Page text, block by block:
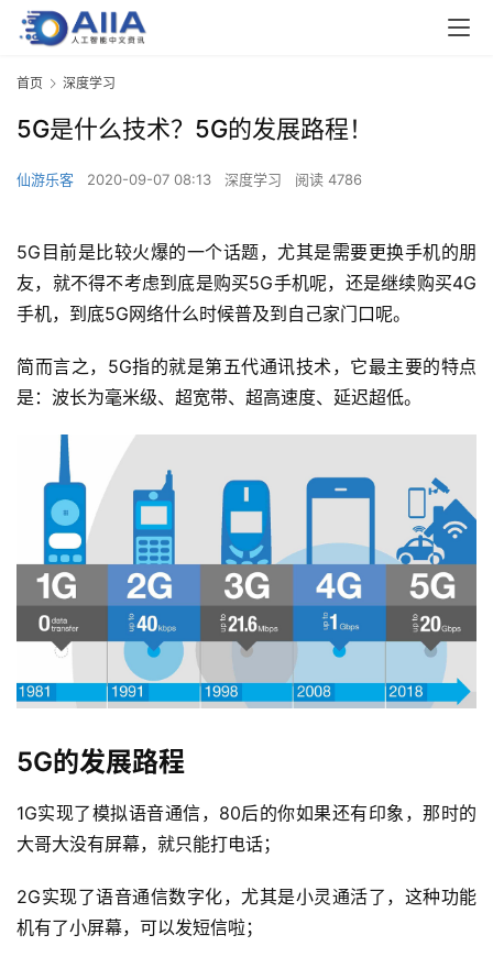
首页 深度学习
5G是什么技术？5G的发展路程！
仙游乐客 2020-09-07 08:13 深度学习 阅读 4786
5G目前是比较火爆的一个话题，尤其是需要更换手机的朋
友，就不得不考虑到底是购买5G手机呢，还是继续购买4G
手机，到底5G网络什么时候普及到自己家门口呢。
简而言之，5G指的就是第五代通讯技术，它最主要的特点
是：波长为毫米级、超宽带、超高速度、延迟超低。
5G的发展路程
1G实现了模拟语音通信，80后的你如果还有印象，那时的
大哥大没有屏幕，就只能打电话；
2G实现了语音通信数字化，尤其是小灵通活了，这种功能
机有了小屏幕，可以发短信啦；